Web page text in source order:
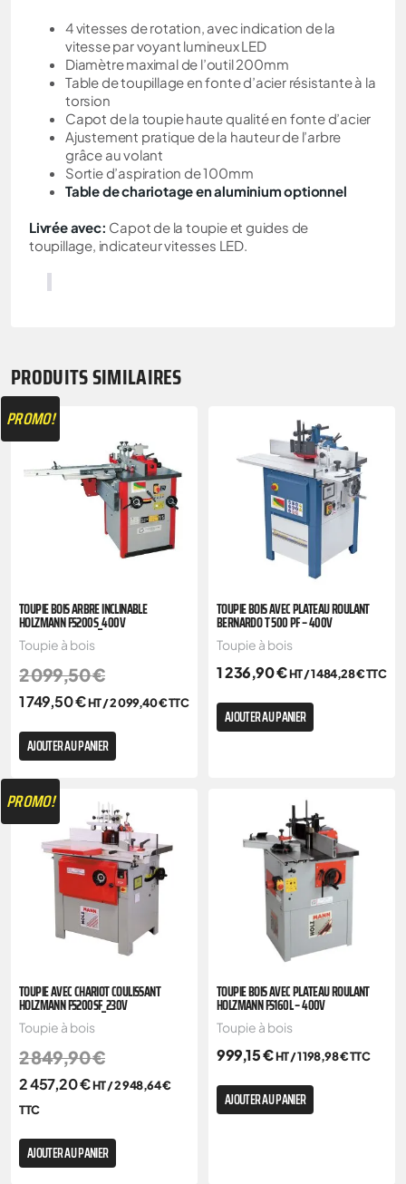
4 vitesses de rotation, avec indication de la
vitesse par voyant lumineux LED
Diamètre maximal de l’outil 200mm
Table de toupillage en fonte d’acier résistante à la
torsion
Capot de la toupie haute qualité en fonte d’acier
Ajustement pratique de la hauteur de l’arbre
grâce au volant
Sortie d’aspiration de 100mm
Table de chariotage en aluminiumoptionnel
Livrée avec: Capot de la toupie et guides de
toupillage, indicateur vitesses LED.
PRODUITS SIMILAIRES
PROMO!
TOUPIE BOIS ARBRE INCLINABLE
HOLZMANN FS200S_400V
Toupie à bois
2 099,50€
1 749,50€HT /2 099,40€TTC
AJOUTER AU PANIER
TOUPIE BOIS AVEC PLATEAU ROULANT
BERNARDO T 500 PF – 400V
Toupie à bois
1 236,90€HT /1 484,28€TTC
AJOUTER AU PANIER
PROMO!
TOUPIE AVEC CHARIOT COULISSANT
HOLZMANN FS200SF_230V
Toupie à bois
2 849,90€
2 457,20€HT /2 948,64€
TTC
AJOUTER AU PANIER
TOUPIE BOIS AVEC PLATEAU ROULANT
HOLZMANN FS160L – 400V
Toupie à bois
999,15€HT /1 198,98€TTC
AJOUTER AU PANIER